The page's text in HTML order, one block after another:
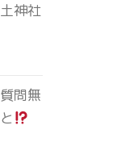
神社
問無